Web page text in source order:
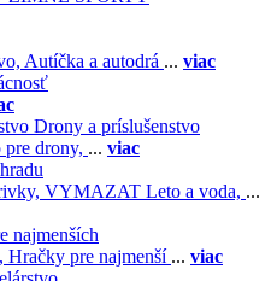
Autíčka a autodrá ... viac
Drony a príslušenstvo
pre drony, ... viac
VYMAZAT Leto a voda, ...
najmenších
Hračky pre najmenší ... viac